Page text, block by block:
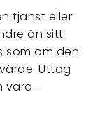
tjänst eller
än sitt
som om den
Uttag
vara…